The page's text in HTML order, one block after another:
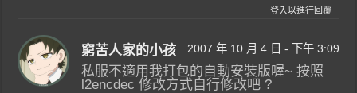
登入以進行回覆
窮苦人家的小孩 2007 年 10 月 4 日 - 下午 3:09
私服不適用我打包的自動安裝版喔~ 按照
l2encdec 修改方式自行修改吧 ?